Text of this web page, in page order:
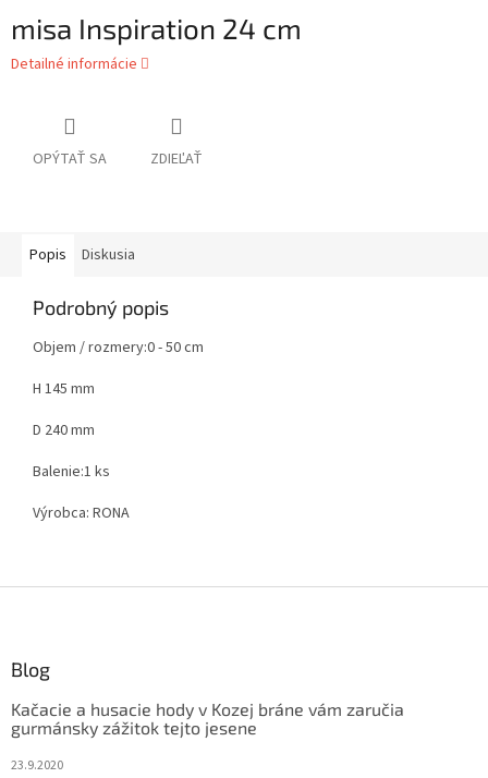
misa Inspiration 24 cm
Detailné informácie
OPÝTAŤ SA ZDIEĽAŤ
Popis Diskusia
Podrobný popis
Objem / rozmery:0 - 50 cm
H 145 mm
D 240 mm
Balenie:1 ks
Výrobca: RONA
Blog
Kačacie a husacie hody v Kozej bráne vám zaručia
gurmánsky zážitok tejto jesene
23.9.2020